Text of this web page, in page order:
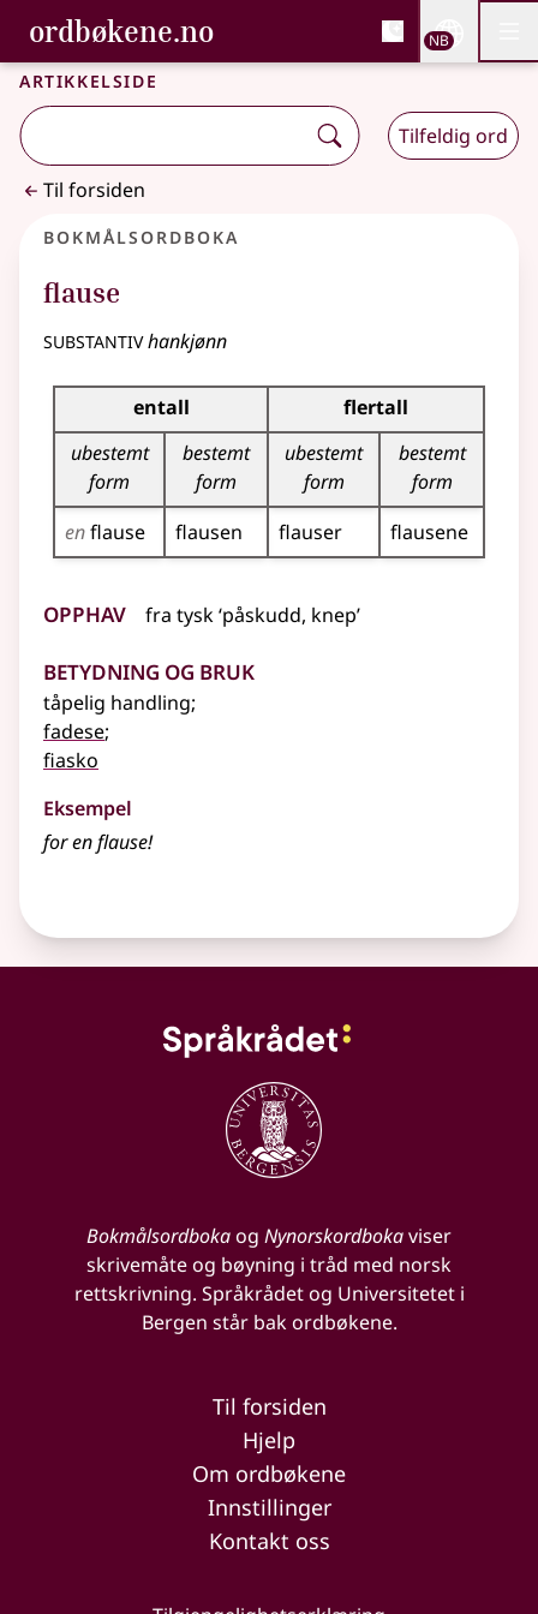
Gå til hovedinnhold
Tilgjengelighet
ordbøkene.no, Bokmålsordboka og
Bokmålsordboka og Nynorskordboka
NB
Artikkelside
Tilfeldig ord
Til forsiden
Bokmålsordboka
flause
substantivhankjønn
Bøyingstabell for dette substantivet
entall
flertall
ubestemt
form
bestemt
form
ubestemt
form
bestemt
form
enflause flausen flauser flausene
Opphav fra tysk‘påskudd, knep’
Betydning og bruk
tåpelig handling;
fadese;
fiasko
Eksempel
for enflause!
Bokmålsordbokaog Nynorskordbokaviser
skrivemåte og bøyning i tråd med norsk
rettskrivning. Språkrådet og Universitetet i
Bergen står bak ordbøkene.
Til forsiden
Hjelp
Om ordbøkene
Innstillinger
Kontakt oss